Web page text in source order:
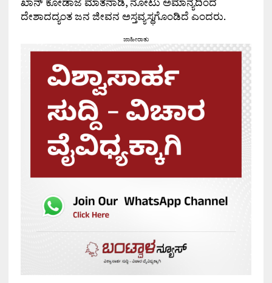
ದೇಶಾದದ್ಯಂತ ಜನ ಜೀವನ ಅಸ್ತವ್ಯಸ್ಥಗೊಂಡಿದೆ ಎಂದರು.
ಜಾಹೀರಾತು